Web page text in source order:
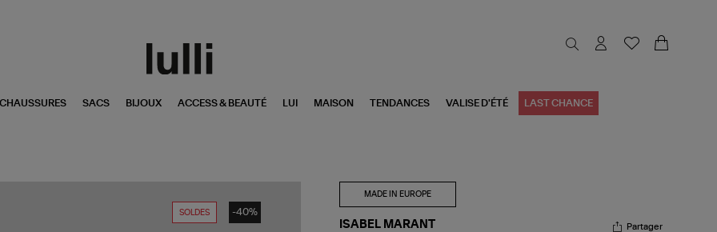
CHAUSSURES SACS BIJOUX ACCESS & BEAUTÉ LUI MAISON TENDANCES VALISE D'ÉTÉ LAST CHANCE
SOLDES -40%
MADE IN EUROPE
ISABEL MARANT Partager